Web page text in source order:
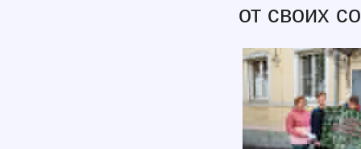
от своих